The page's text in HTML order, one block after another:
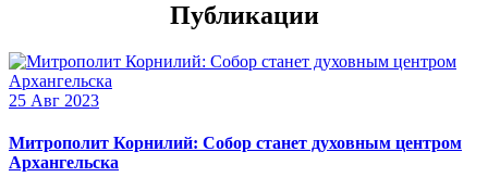
Публикации
25 Авг 2023
Митрополит Корнилий: Собор станет духовным центром
Архангельска